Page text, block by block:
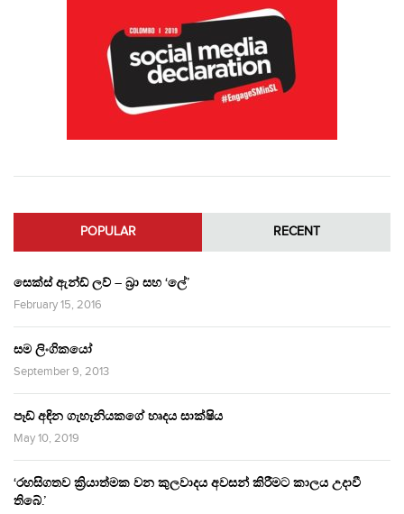
POPULAR RECENT
සෙක්ස් ඇන්ඩ් ලව් – බ්‍රා සහ ‘ලේ’
February 15, 2016
සම ලිංගිකයෝ
September 9, 2013
පෑඩ් අඳින ගැහැනියකගේ හෘදය සාක්ෂිය
May 10, 2019
‘රහසිගතව ක්‍රියාත්මක වන කුලවාදය අවසන් කිරීමට කාලය උදාවී
තිබේ.’